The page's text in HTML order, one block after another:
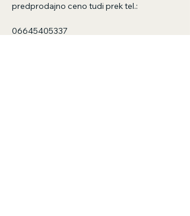
predprodajno ceno tudi prek tel.:
06645405337